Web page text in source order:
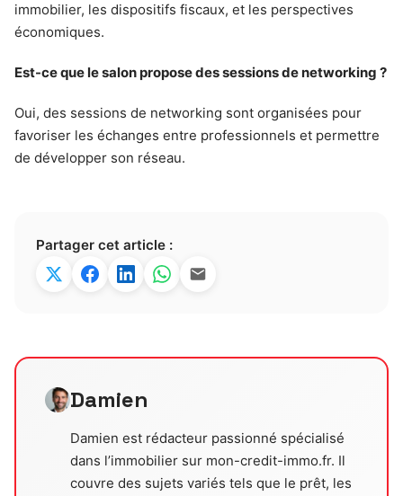
immobilier, les dispositifs fiscaux, et les perspectives
économiques.
Est-ce que le salon propose des sessions de networking ?
Oui, des sessions de networking sont organisées pour
favoriser les échanges entre professionnels et permettre
de développer son réseau.
Partager cet article :
Damien
Damien est rédacteur passionné spécialisé
dans l’immobilier sur mon-credit-immo.fr. Il
couvre des sujets variés tels que le prêt, les